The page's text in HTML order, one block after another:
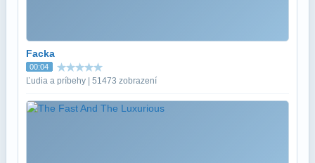
Facka
00:04
Ľudia a príbehy | 51473 zobrazení